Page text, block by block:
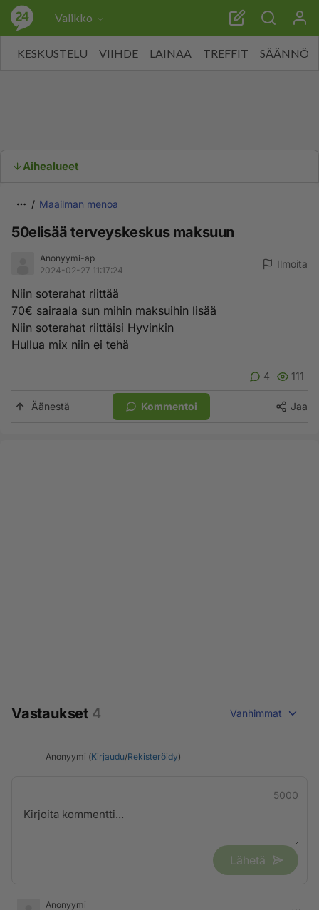
Valikko
KESKUSTELU VIIHDE LAINAA TREFFIT SÄÄNNÖT
Aihealueet
Maailman menoa
50elisää terveyskeskus maksuun
Anonyymi-ap
2024-02-27 11:17:24
Ilmoita
Niin soterahat riittää
70€ sairaala sun mihin maksuihin lisää
Niin soterahat riittäisi Hyvinkin
Hullua mix niin ei tehä
4 111
Äänestä Kommentoi Jaa
Vastaukset 4 Vanhimmat
Anonyymi (Kirjaudu/Rekisteröidy)
5000
Lähetä
Anonyymi